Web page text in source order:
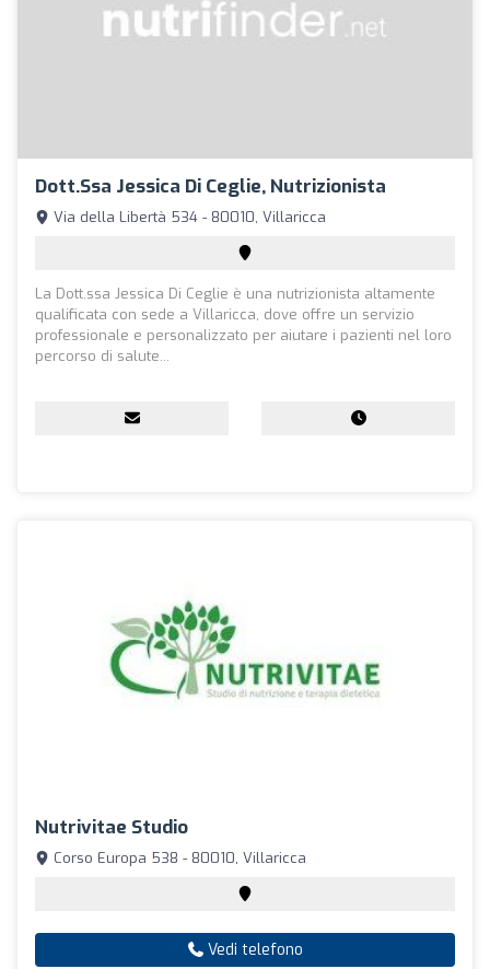
Dott.ssa Jessica Di Ceglie, Nutrizionista
Via della Libertà 534 - 80010, Villaricca
La Dott.ssa Jessica Di Ceglie è una nutrizionista altamente
qualificata con sede a Villaricca, dove offre un servizio
professionale e personalizzato per aiutare i pazienti nel loro
percorso di salute...
Nutrivitae Studio
Corso Europa 538 - 80010, Villaricca
Vedi telefono